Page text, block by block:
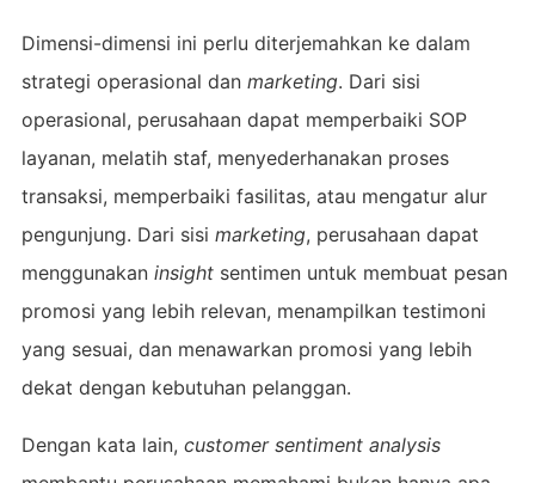
Dimensi-dimensi ini perlu diterjemahkan ke dalam
strategi operasional dan marketing. Dari sisi
operasional, perusahaan dapat memperbaiki SOP
layanan, melatih staf, menyederhanakan proses
transaksi, memperbaiki fasilitas, atau mengatur alur
pengunjung. Dari sisi marketing, perusahaan dapat
menggunakan insightsentimen untuk membuat pesan
promosi yang lebih relevan, menampilkan testimoni
yang sesuai, dan menawarkan promosi yang lebih
dekat dengan kebutuhan pelanggan.
Dengan kata lain, customer sentiment analysis